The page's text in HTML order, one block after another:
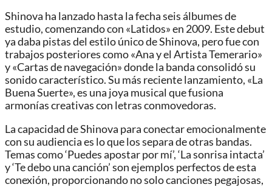
Shinova ha lanzado hasta la fecha seis álbumes de
estudio, comenzando con «Latidos» en 2009. Este debut
ya daba pistas del estilo único de Shinova, pero fue con
trabajos posteriores como «Ana y el Artista Temerario»
y «Cartas de navegación» donde la banda consolidó su
sonido característico. Su más reciente lanzamiento, «La
Buena Suerte», es una joya musical que fusiona
armonías creativas con letras conmovedoras.
La capacidad de Shinova para conectar emocionalmente
con su audiencia es lo que los separa de otras bandas.
Temas como ‘Puedes apostar por mí’, ‘La sonrisa intacta’
y ‘Te debo una canción’ son ejemplos perfectos de esta
conexión, proporcionando no solo canciones pegajosas,